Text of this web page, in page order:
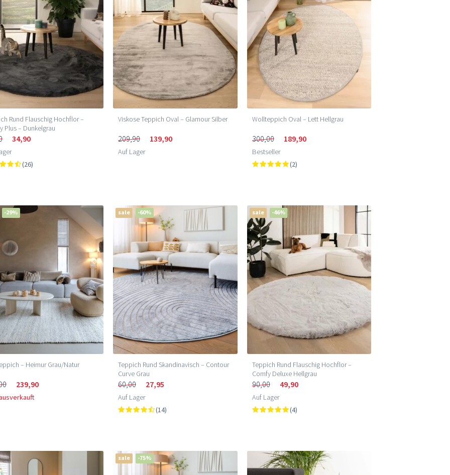
Rund Flauschig Hochflor –
Plus – Dunkelgrau
34,90
(26)
Viskose Teppich Oval – Glamour Silber
209,90 139,90
Auf Lager
Wollteppich Oval – Lett Hellgrau
300,00 189,90
Bestseller
(2)
-29%
– Heimur Grau/Natur
239,90
sale -60%
Teppich Rund Skandinavisch – Contour
Curve Grau
60,00 27,95
Auf Lager
(14)
sale -46%
Teppich Rund Flauschig Hochflor –
Comfy Deluxe Hellgrau
90,00 49,90
Auf Lager
(4)
sale -75%